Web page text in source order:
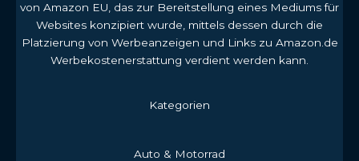
von Amazon EU, das zur Bereitstellung eines Mediums für
Websites konzipiert wurde, mittels dessen durch die
Platzierung von Werbeanzeigen und Links zu Amazon.de
Werbekostenerstattung verdient werden kann.
Kategorien
Auto & Motorrad